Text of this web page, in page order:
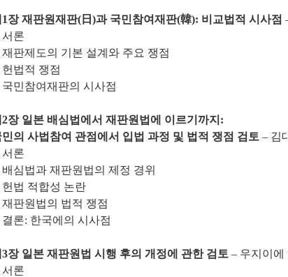
장 재판원재판(日)과 국민참여재판(韓): 비교법적 시사점
서론
재판제도의 기본 설계와 주요 쟁점
헌법적 쟁점
국민참여재판의 시사점
2장 일본 배심법에서 재판원법에 이르기까지:
민의 사법참여 관점에서 입법 과정 및 법적 쟁점 검토 – 김
서론
배심법과 재판원법의 제정 경위
헌법 적합성 논란
재판원법의 법적 쟁점
결론: 한국에의 시사점
장 일본 재판원법 시행 후의 개정에 관한 검토 – 우지이에
서론